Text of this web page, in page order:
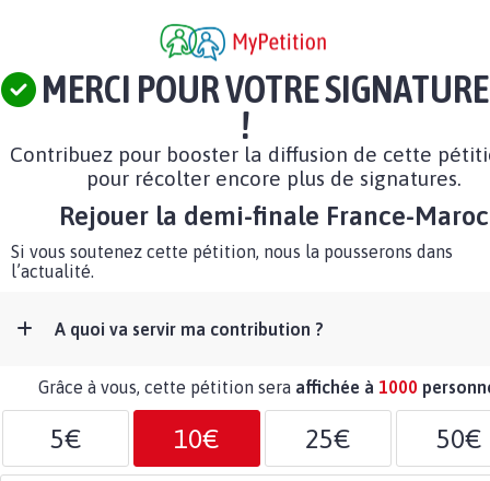
MERCI POUR VOTRE SIGNATURE
!
Contribuez pour booster la diffusion de cette
pour récolter encore plus de signatures.
Rejouer la demi-finale France-Maroc
Si vous soutenez cette pétition, nous la pousserons dans
l’actualité.
A quoi va servir ma contribution ?
Grâce à vous, cette pétition sera affichée à 1000
5€ 10€ 25€ 50€